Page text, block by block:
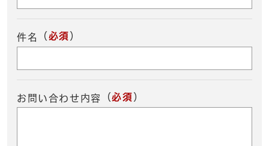
件名 （ 必須 ）
お問い合わせ内容 （必須 ）